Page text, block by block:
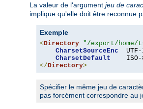
La valeur de l'argument jeu de
implique qu'elle doit être reconnue
Exemple
<Directory "/export/home/
CharsetSourceEnc
CharsetDefault
</Directory>
Spécifier le même jeu de
pas forcément correspondre au